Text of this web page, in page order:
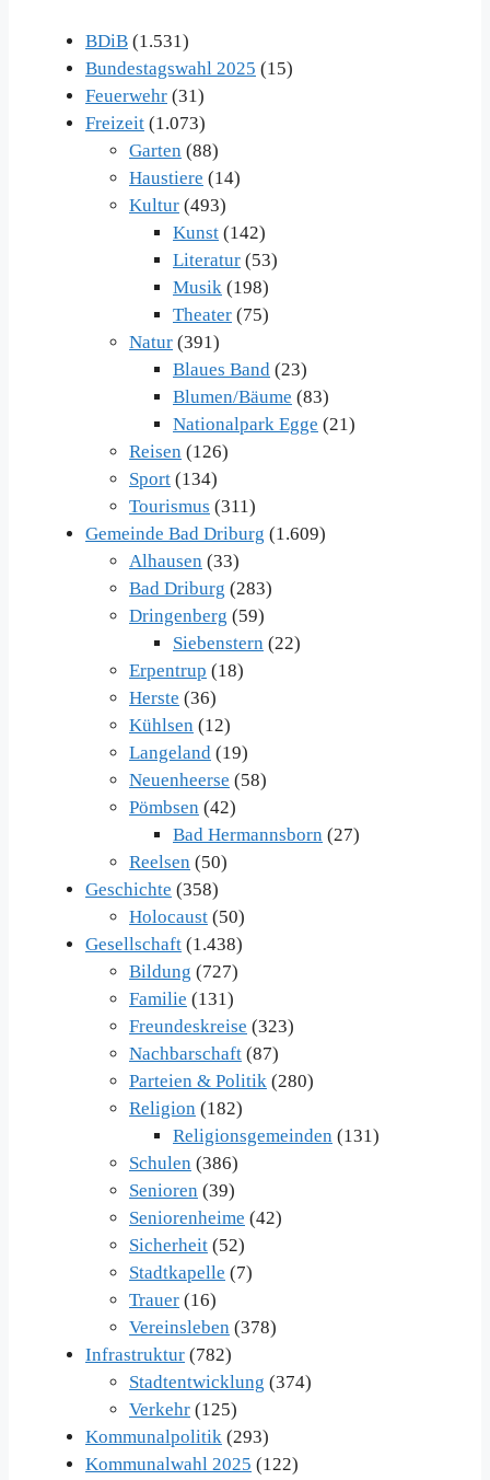
BDiB (1.531)
Bundestagswahl 2025 (15)
Feuerwehr (31)
Freizeit (1.073)
Garten (88)
Haustiere (14)
Kultur (493)
Kunst (142)
Literatur (53)
Musik (198)
Theater (75)
Natur (391)
Blaues Band (23)
Blumen/Bäume (83)
Nationalpark Egge (21)
Reisen (126)
Sport (134)
Tourismus (311)
Gemeinde Bad Driburg (1.609)
Alhausen (33)
Bad Driburg (283)
Dringenberg (59)
Siebenstern (22)
Erpentrup (18)
Herste (36)
Kühlsen (12)
Langeland (19)
Neuenheerse (58)
Pömbsen (42)
Bad Hermannsborn (27)
Reelsen (50)
Geschichte (358)
Holocaust (50)
Gesellschaft (1.438)
Bildung (727)
Familie (131)
Freundeskreise (323)
Nachbarschaft (87)
Parteien & Politik (280)
Religion (182)
Religionsgemeinden (131)
Schulen (386)
Senioren (39)
Seniorenheime (42)
Sicherheit (52)
Stadtkapelle (7)
Trauer (16)
Vereinsleben (378)
Infrastruktur (782)
Stadtentwicklung (374)
Verkehr (125)
Kommunalpolitik (293)
Kommunalwahl 2025 (122)